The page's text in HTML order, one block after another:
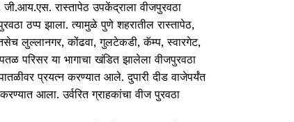
जी.आय.एस. रास्तापेठ उपकेंद्राला वीजपुरवठा
ठप्प झाला. त्यामुळे पुणे शहरातील रास्तापेठ,
लुल्लानगर, कोंढवा, गुलटेकडी, कॅम्प, स्वारगेट,
परिसर या भागाचा खंडित झालेला वीजपुरवठा
प्रयत्न करण्यात आले. दुपारी दीड वाजेपर्यंत
आला. उर्वरित ग्राहकांचा वीज पुरवठा